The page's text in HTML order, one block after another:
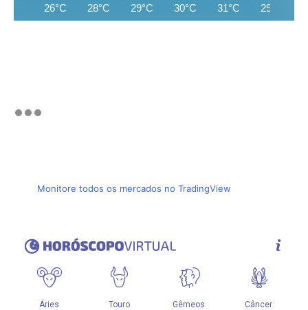
26°C 28°C 29°C 30°C 31°C 29°C
Monitore todos os mercados no TradingView